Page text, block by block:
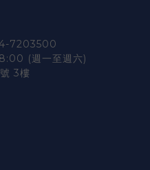
7203500
(週一至週六)
3樓